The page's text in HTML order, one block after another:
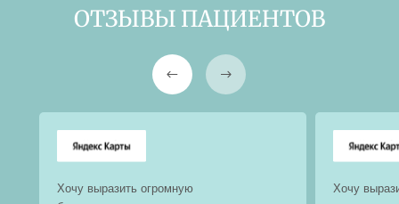
ОТЗЫВЫ ПАЦИЕНТОВ
Хочу выразить огромную
Хочу